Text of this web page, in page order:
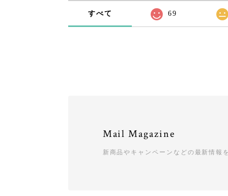
すべて 69
Mail Magazine
新商品やキャンペーンなどの最新情報